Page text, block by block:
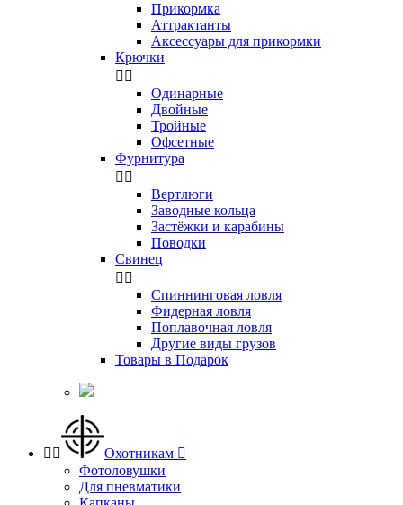
Прикормка
Аттрактанты
Аксессуары для прикормки
Крючки
 
Одинарные
Двойные
Тройные
Офсетные
Фурнитура
 
Вертлюги
Заводные кольца
Застёжки и карабины
Поводки
Свинец
 
Спиннинговая ловля
Фидерная ловля
Поплавочная ловля
Другие виды грузов
Товары в Подарок
  Охотникам 
Фотоловушки
Для пневматики